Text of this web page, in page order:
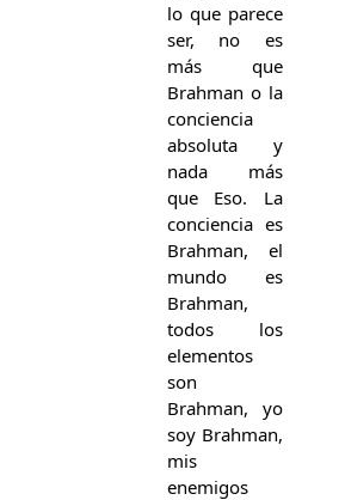
lo que parece
ser, no es
más que
Brahman o la
conciencia
absoluta y
nada más
que Eso. La
conciencia es
Brahman, el
mundo es
Brahman,
todos los
elementos
son
Brahman, yo
soy Brahman,
mis
enemigos